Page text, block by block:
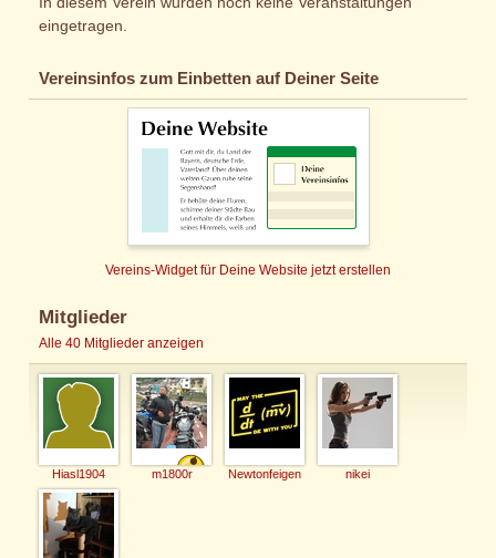
eingetragen.
Vereinsinfos zum Einbetten auf Deiner Seite
Vereins-Widget für Deine Website jetzt erstellen
Mitglieder
Alle 40 Mitglieder anzeigen
Hiasl1904 m1800r Newtonfeigen nikei